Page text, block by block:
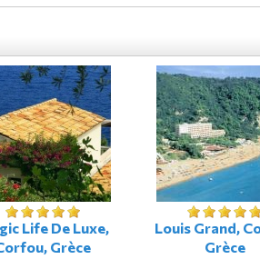
Life De Luxe,
Grèce
Louis Grand,
Grèce